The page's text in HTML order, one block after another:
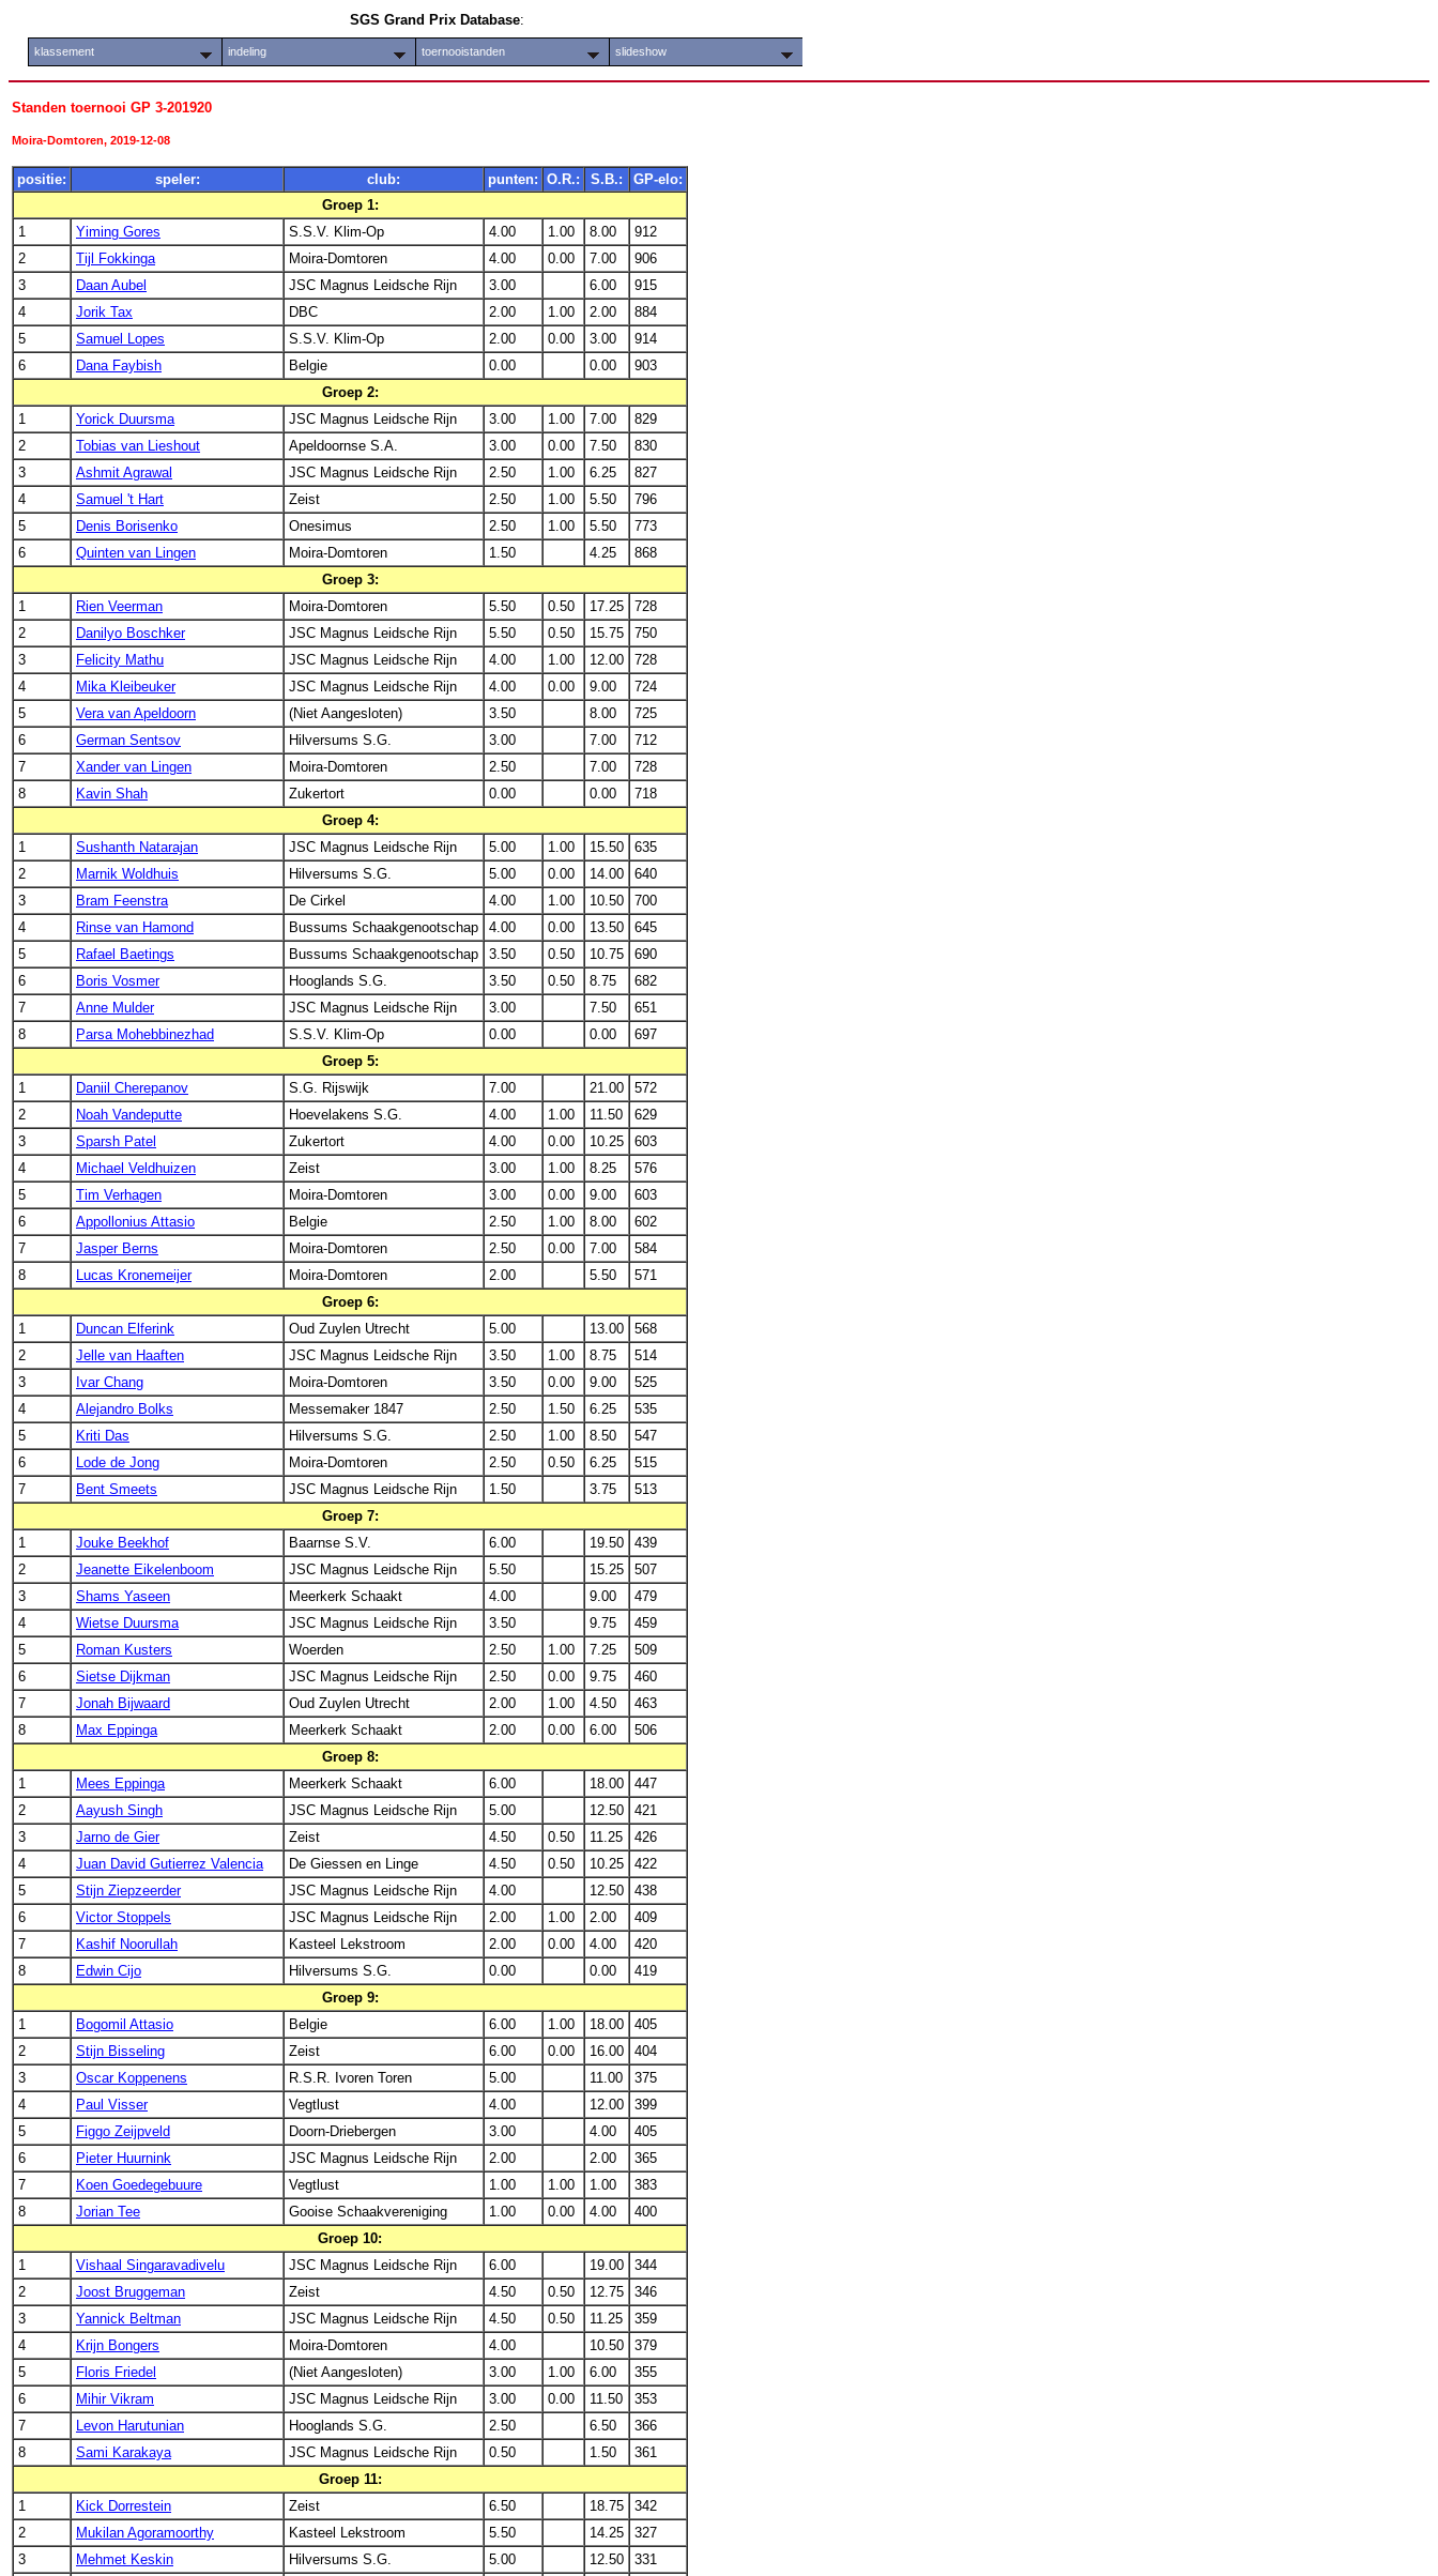
SGS Grand Prix Database:
klassement indeling toernooistanden slideshow
Standen toernooi GP 3-201920
Moira-Domtoren, 2019-12-08
positie: speler: club: punten: O.R.: S.B.:
GP-elo:
Groep 1:
1
Yiming Gores S.S.V. Klim-Op 4.00 1.00 8.00
912
2
Tijl Fokkinga Moira-Domtoren 4.00 0.00 7.00
906
3
Daan Aubel JSC Magnus Leidsche Rijn 3.00 6.00
915
4
Jorik Tax DBC 2.00 1.00 2.00
884
5
Samuel Lopes S.S.V. Klim-Op 2.00 0.00 3.00
914
6
Dana Faybish Belgie 0.00 0.00
903
Groep 2:
1
Yorick Duursma JSC Magnus Leidsche Rijn 3.00 1.00 7.00
829
2
Tobias van Lieshout Apeldoornse S.A. 3.00 0.00 7.50
830
3
Ashmit Agrawal JSC Magnus Leidsche Rijn 2.50 1.00 6.25
827
4
Samuel 't Hart Zeist 2.50 1.00 5.50
796
5
Denis Borisenko Onesimus 2.50 1.00 5.50
773
6
Quinten van Lingen Moira-Domtoren 1.50 4.25
868
Groep 3:
1
Rien Veerman Moira-Domtoren 5.50 0.50 17.25
728
2
Danilyo Boschker JSC Magnus Leidsche Rijn 5.50 0.50 15.75
750
3
Felicity Mathu JSC Magnus Leidsche Rijn 4.00 1.00 12.00
728
4
Mika Kleibeuker JSC Magnus Leidsche Rijn 4.00 0.00 9.00
724
5
Vera van Apeldoorn (Niet Aangesloten) 3.50 8.00
725
6
German Sentsov Hilversums S.G. 3.00 7.00
712
7
Xander van Lingen Moira-Domtoren 2.50 7.00
728
8
Kavin Shah Zukertort 0.00 0.00
718
Groep 4:
1
Sushanth Natarajan JSC Magnus Leidsche Rijn 5.00 1.00 15.50
635
2
Marnik Woldhuis Hilversums S.G. 5.00 0.00 14.00
640
3
Bram Feenstra De Cirkel 4.00 1.00 10.50
700
4
Rinse van Hamond Bussums Schaakgenootschap 4.00 0.00 13.50
645
5
Rafael Baetings Bussums Schaakgenootschap 3.50 0.50 10.75
690
6
Boris Vosmer Hooglands S.G. 3.50 0.50 8.75
682
7
Anne Mulder JSC Magnus Leidsche Rijn 3.00 7.50
651
8
Parsa Mohebbinezhad S.S.V. Klim-Op 0.00 0.00
697
Groep 5:
1
Daniil Cherepanov S.G. Rijswijk 7.00 21.00
572
2
Noah Vandeputte Hoevelakens S.G. 4.00 1.00 11.50
629
3
Sparsh Patel Zukertort 4.00 0.00 10.25
603
4
Michael Veldhuizen Zeist 3.00 1.00 8.25
576
5
Tim Verhagen Moira-Domtoren 3.00 0.00 9.00
603
6
Appollonius Attasio Belgie 2.50 1.00 8.00
602
7
Jasper Berns Moira-Domtoren 2.50 0.00 7.00
584
8
Lucas Kronemeijer Moira-Domtoren 2.00 5.50
571
Groep 6:
1
Duncan Elferink Oud Zuylen Utrecht 5.00 13.00
568
2
Jelle van Haaften JSC Magnus Leidsche Rijn 3.50 1.00 8.75
514
3
Ivar Chang Moira-Domtoren 3.50 0.00 9.00
525
4
Alejandro Bolks Messemaker 1847 2.50 1.50 6.25
535
5
Kriti Das Hilversums S.G. 2.50 1.00 8.50
547
6
Lode de Jong Moira-Domtoren 2.50 0.50 6.25
515
7
Bent Smeets JSC Magnus Leidsche Rijn 1.50 3.75
513
Groep 7:
1
Jouke Beekhof Baarnse S.V. 6.00 19.50
439
2
Jeanette Eikelenboom JSC Magnus Leidsche Rijn 5.50 15.25
507
3
Shams Yaseen Meerkerk Schaakt 4.00 9.00
479
4
Wietse Duursma JSC Magnus Leidsche Rijn 3.50 9.75
459
5
Roman Kusters Woerden 2.50 1.00 7.25
509
6
Sietse Dijkman JSC Magnus Leidsche Rijn 2.50 0.00 9.75
460
7
Jonah Bijwaard Oud Zuylen Utrecht 2.00 1.00 4.50
463
8
Max Eppinga Meerkerk Schaakt 2.00 0.00 6.00
506
Groep 8:
1
Mees Eppinga Meerkerk Schaakt 6.00 18.00
447
2
Aayush Singh JSC Magnus Leidsche Rijn 5.00 12.50
421
3
Jarno de Gier Zeist 4.50 0.50 11.25
426
4
Juan David Gutierrez Valencia De Giessen en Linge 4.50 0.50 10.25
422
5
Stijn Ziepzeerder JSC Magnus Leidsche Rijn 4.00 12.50
438
6
Victor Stoppels JSC Magnus Leidsche Rijn 2.00 1.00 2.00
409
7
Kashif Noorullah Kasteel Lekstroom 2.00 0.00 4.00
420
8
Edwin Cijo Hilversums S.G. 0.00 0.00
419
Groep 9:
1
Bogomil Attasio Belgie 6.00 1.00 18.00
405
2
Stijn Bisseling Zeist 6.00 0.00 16.00
404
3
Oscar Koppenens R.S.R. Ivoren Toren 5.00 11.00
375
4
Paul Visser Vegtlust 4.00 12.00
399
5
Figgo Zeijpveld Doorn-Driebergen 3.00 4.00
405
6
Pieter Huurnink JSC Magnus Leidsche Rijn 2.00 2.00
365
7
Koen Goedegebuure Vegtlust 1.00 1.00 1.00
383
8
Jorian Tee Gooise Schaakvereniging 1.00 0.00 4.00
400
Groep 10:
1
Vishaal Singaravadivelu JSC Magnus Leidsche Rijn 6.00 19.00
344
2
Joost Bruggeman Zeist 4.50 0.50 12.75
346
3
Yannick Beltman JSC Magnus Leidsche Rijn 4.50 0.50 11.25
359
4
Krijn Bongers Moira-Domtoren 4.00 10.50
379
5
Floris Friedel (Niet Aangesloten) 3.00 1.00 6.00
355
6
Mihir Vikram JSC Magnus Leidsche Rijn 3.00 0.00 11.50
353
7
Levon Harutunian Hooglands S.G. 2.50 6.50
366
8
Sami Karakaya JSC Magnus Leidsche Rijn 0.50 1.50
361
Groep 11:
1
Kick Dorrestein Zeist 6.50 18.75
342
2
Mukilan Agoramoorthy Kasteel Lekstroom 5.50 14.25
327
3
Mehmet Keskin Hilversums S.G. 5.00 12.50
331